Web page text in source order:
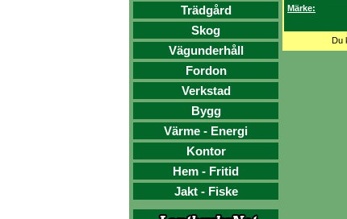
Trädgård
Skog
Vägunderhåll
Fordon
Verkstad
Bygg
Värme - Energi
Kontor
Hem - Fritid
Jakt - Fiske
Märke:
Du